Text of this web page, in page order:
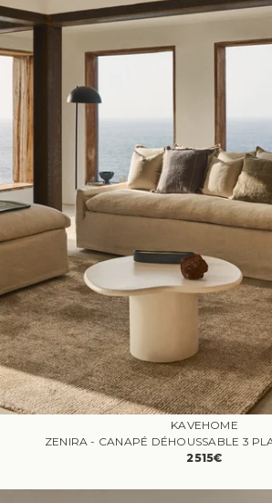
KAVEHOME
2515€